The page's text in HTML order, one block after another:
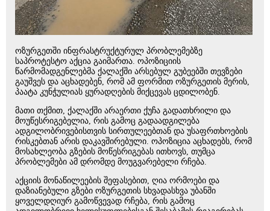
ოზურგეთში ინფრასტრუქტურულ პრობლემებზე
საპროტესტო აქცია გაიმართა. ოპოზიციის
წარმომადგენლებმა ქალაქში არსებულ გუბეებში თევზები
გაუშვეს და აცხადებენ, რომ ამ ფორმით ოზურგეთის მერის,
პაატა კუნჭულიას ყურადღების მიქცევას ცდილობენ.
მათი თქმით, ქალაქში არაერთი ქუჩა გადათხრილი და
მოუწესრიგებელია, რის გამოც გადაადგილება
ადგილობრივებისთვის სირთულეებთან და უსაფრთხოების
რისკებთან არის დაკავშირებული. ოპოზიცია აცხადებს, რომ
მოსახლეობა გზების მოწესრიგებას ითხოვს, თუმცა
პრობლემები ამ დრომდე მოუგვარებელი რჩება.
აქციის მონაწილეების შეფასებით, ღია ორმოები და
დაზიანებული გზები ოზურგეთის სხვადასხვა უბანში
ყოველდღიურ გამოწვევად რჩება, რის გამოც